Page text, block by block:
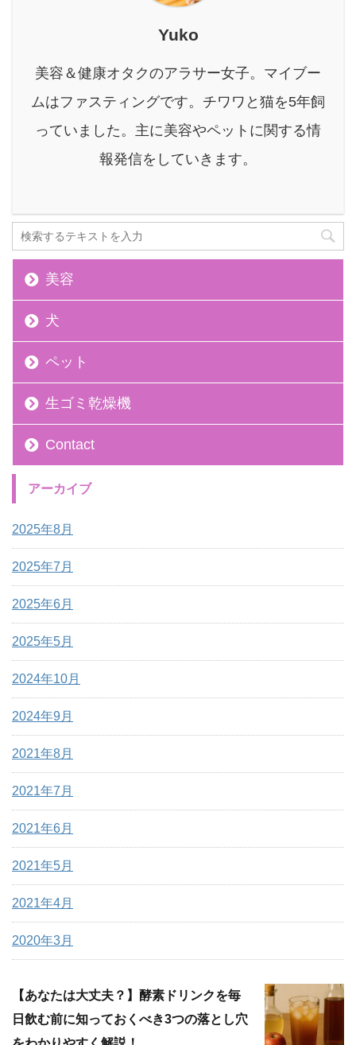
見えるし...もしかして、
な…？ このような心配を
なくないはず。 本記事を
読んでわかること 首輪が
しいハーネスを選ぶ時の
大切なポイント 特にオス
Yuko
美容＆健康オタクのアラサー女子。マイブー
ムはファスティングです。チワワと猫を5年飼
っていました。主に美容やペットに関する情
報発信をしていきます。
美容
犬
ペット
生ゴミ乾燥機
Contact
アーカイブ
2025年8月
2025年7月
2025年6月
2025年5月
2024年10月
2024年9月
2021年8月
2021年7月
2021年6月
2021年5月
2021年4月
2020年3月
【あなたは大丈夫？】酵素ドリンクを毎
日飲む前に知っておくべき3つの落とし穴